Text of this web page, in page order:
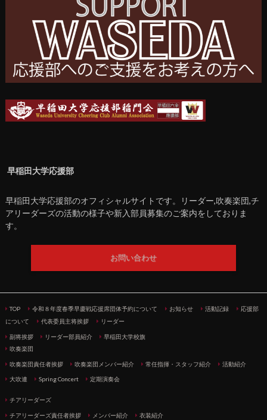
早稲田大学応援部
早稲田大学応援部のオフィシャルサイトです。リーダー,吹奏楽団,チ
アリーダーズの活動の様子や新入部員募集のご案内をしておりま
す。
お問い合わせ
TOP 令和８年度春季早慶戦応援席団体予約について お知らせ 活動記録
応援部
について
代表委員主将挨拶 リーダー
副将挨拶 リーダー部員紹介
早稲田大学校旗
吹奏楽団
吹奏楽団責任者挨拶 吹奏楽団メンバー紹介 常任指揮・スタッフ紹介 活動紹介
大吹連 Spring Concert 定期演奏会
チアリーダーズ
チアリーダーズ責任者挨拶 メンバー紹介 衣装紹介